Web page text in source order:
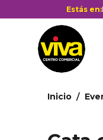
al
contenido
principal
de
centros
Estás en:
Ruta
de
Inicio